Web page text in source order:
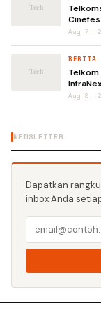
Aug 7,
BERITA
Telkom
Aug 8,
NEWSLETTER
Dapatkan
inbox Anda